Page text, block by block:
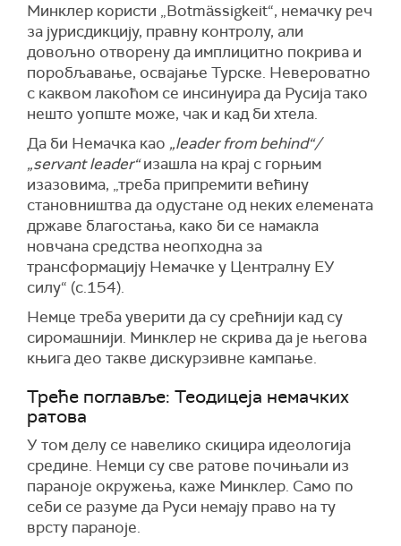
Минклер користи „Botmässigkeit“, немачку реч
за јурисдикцију, правну контролу, али
довољно отворену да имплицитно покрива и
поробљавање, освајање Турске. Невероватно
с каквом лакоћом се инсинуира да Русија тако
нешто уопште може, чак и кад би хтела.
Да би Немачка као „leader from behind“/
„servant leader“изашла на крај с горњим
изазовима, „треба припремити већину
становништва да одустане од неких елемената
државе благостања, како би се намакла
новчана средства неопходна за
трансформацију Немачке у Централну ЕУ
силу“ (с.154).
Немце треба уверити да су срећнији кад су
сиромашнији. Минклер не скрива да је његова
књига део такве дискурзивне кампање.
Треће поглавље: Теодицеја немачких
ратова
У том делу се навелико скицира идеологија
средине. Немци су све ратове почињали из
параноје окружења, каже Минклер. Само по
себи се разуме да Руси немају право на ту
врсту параноје.